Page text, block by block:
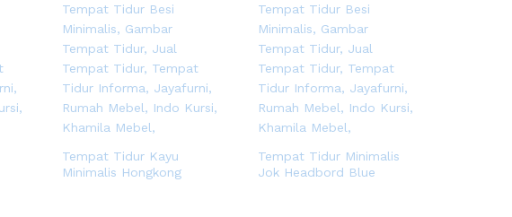
Tempat Tidur Kayu
Minimalis Hongkong
Tempat Tidur Minimalis
Jok Headbord Blue